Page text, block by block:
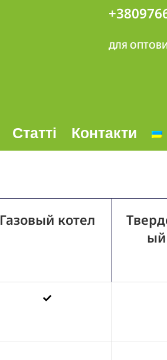
ДЛЯ
Статті Контакти
Газовый котел
ый